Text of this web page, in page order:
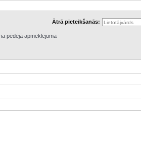
Ātrā pieteikšanās:
pēdējā apmeklējuma